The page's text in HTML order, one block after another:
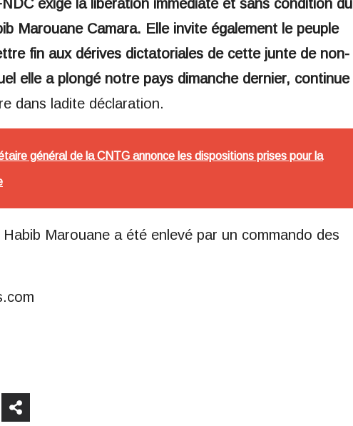
exige la libération immédiate et sans condition du
Marouane Camara. Elle invite également le peuple
fin aux dérives dictatoriales de cette junte de non-
elle a plongé notre pays dimanche dernier, continue
dans ladite déclaration.
général de la CNTG annonce les dispositions prises pour la
Marouane a été enlevé par un commando des